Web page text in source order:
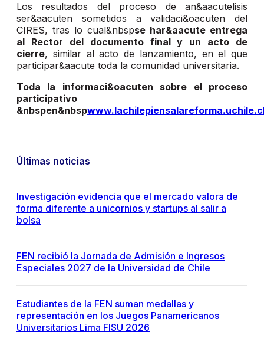
Los resultados del proceso de an&aacutelisis
ser&aacuten sometidos a validaci&oacuten del
CIRES, tras lo cual&nbspse har&aacute entrega
al Rector del documento final y un acto de
cierre, similar al acto de lanzamiento, en el que
participar&aacute toda la comunidad universitaria.
Toda la informaci&oacuten sobre el proceso
participativo
&nbspen&nbsp
Últimas noticias
Investigación evidencia que el mercado valora de
forma diferente a unicornios y startups al salir a
bolsa
FEN recibió la Jornada de Admisión e Ingresos
Especiales 2027 de la Universidad de Chile
Estudiantes de la FEN suman medallas y
representación en los Juegos Panamericanos
Universitarios Lima FISU 2026